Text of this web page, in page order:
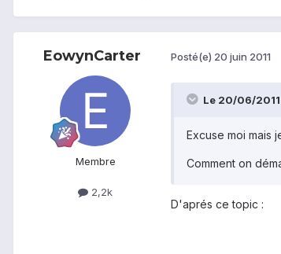
EowynCarter
Membre
2,2k
Posté(e) 20 juin 2011
Le 20/06/
Excuse moi mais
Comment on
D'aprés ce topic :